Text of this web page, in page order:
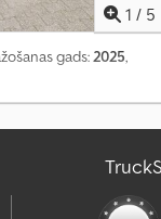
1 / 5
gads:2025,